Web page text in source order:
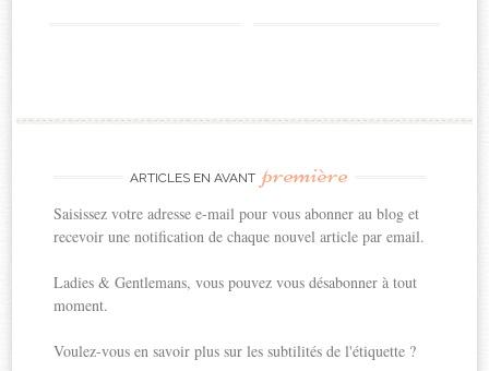
ARTICLES EN AVANT première
Saisissez votre adresse e-mail pour vous abonner au blog et
recevoir une notification de chaque nouvel article par email.
Ladies & Gentlemans, vous pouvez vous désabonner à tout
moment.
Voulez-vous en savoir plus sur les subtilités de l'étiquette ?